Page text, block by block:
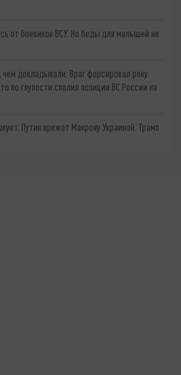
от боевиков ВСУ. Но беды для малышей не
чем докладывали. Враг форсировал реку.
по глупости спалил позиции ВС России на
Путин врежет Макрону Украиной. Трамп